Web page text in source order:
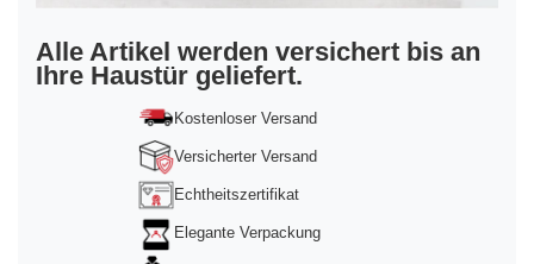
Informationen
Akzeptieren
powered byUsercentrics Consent
Management Platform&Trusted Shops
Alle Artikel werden versichert bis an
Ihre Haustür geliefert.
Kostenloser Versand
Versicherter Versand
Echtheitszertifikat
Elegante Verpackung